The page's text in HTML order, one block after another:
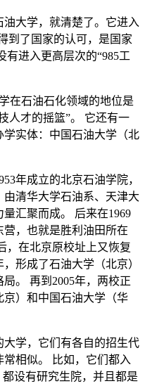
大学，就清楚了。它进入
到了国家的认可，是国家
有进入更高层次的“985工
在石油石化领域的地位是
人才的摇篮”。 它还有一
实体：中国石油大学（北
年成立的北京石油学院，
清华大学石油系、天津大
汇聚而成。 后来在1969
，也就是胜利油田所在
，在北京原校址上又恢复
形成了石油大学（北京）
。 再到2005年，两校正
）和中国石油大学（华
学，它们有各自的招生代
相似。 比如，它们都入
设有研究生院，并且都是